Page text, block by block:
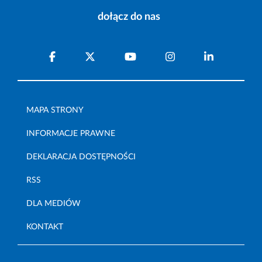
dołącz do nas
MAPA STRONY
INFORMACJE PRAWNE
DEKLARACJA DOSTĘPNOŚCI
RSS
DLA MEDIÓW
KONTAKT